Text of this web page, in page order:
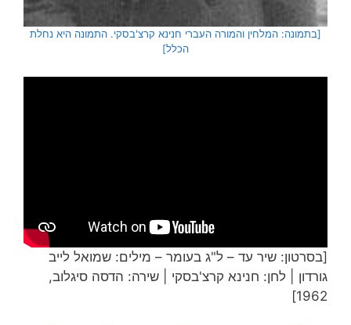
[בתמונה: המלחין והמורה העברי חנינא קרצ'בסקי. התמונה היא נחלת
הכלל]
[בסרטון: שיר עד – ל"ג בעומר – מילים: שמואל לייב
גורדון | לחן: חנינא קרצ'בסקי | שירה: הדסה סיגלוב,
1962]